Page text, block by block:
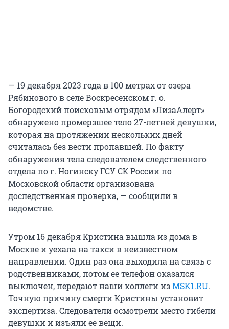
— 19 декабря 2023 года в 100 метрах от озера
Рябинового в селе Воскресенском г. о.
Богородский поисковым отрядом «ЛизаАлерт»
обнаружено промерзшее тело 27-летней девушки,
которая на протяжении нескольких дней
считалась без вести пропавшей. По факту
обнаружения тела следователем следственного
отдела по г. Ногинску ГСУ СК России по
Московской области организована
доследственная проверка, — сообщили в
ведомстве.
Утром 16 декабря Кристина вышла из дома в
Москве и уехала на такси в неизвестном
направлении. Один раз она выходила на связь с
родственниками, потом ее телефон оказался
выключен, передают наши коллеги изMSK1.RU.
Точную причину смерти Кристины установит
экспертиза. Следователи осмотрели место гибели
девушки и изъяли ее вещи.